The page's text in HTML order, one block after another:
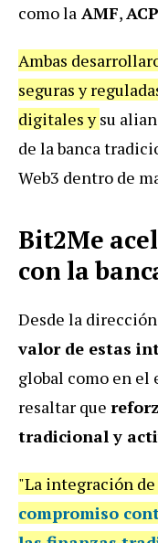
como la AMF,
Ambas
seguras y
digitales ysu
de la banca
Web3 dentro de
Bit2Me
con la
Desde la
valor de estas
global como en
resaltar que
tradicional y
"La integración
compromiso